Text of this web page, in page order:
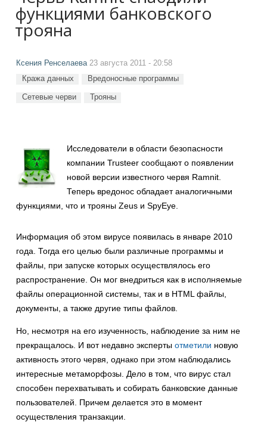
функциями банковского
трояна
Ксения Ренселаева23 августа 2011 - 20:58
Кража данных Вредоносные программы
Сетевые черви Трояны
Исследователи в области безопасности
компании Trusteer сообщают о появлении
новой версии известного червя Ramnit.
Теперь вредонос обладает аналогичными
функциями, что и трояны Zeus и SpyEye.
Информация об этом вирусе появилась в январе 2010
года. Тогда его целью были различные программы и
файлы, при запуске которых осуществлялось его
распространение. Он мог внедриться как в исполняемые
файлы операционной системы, так и в HTML файлы,
документы, а также другие типы файлов.
Но, несмотря на его изученность, наблюдение за ним не
прекращалось. И вот недавно эксперты отметили новую
активность этого червя, однако при этом наблюдались
интересные метаморфозы. Дело в том, что вирус стал
способен перехватывать и собирать банковские данные
пользователей. Причем делается это в момент
осуществления транзакции.